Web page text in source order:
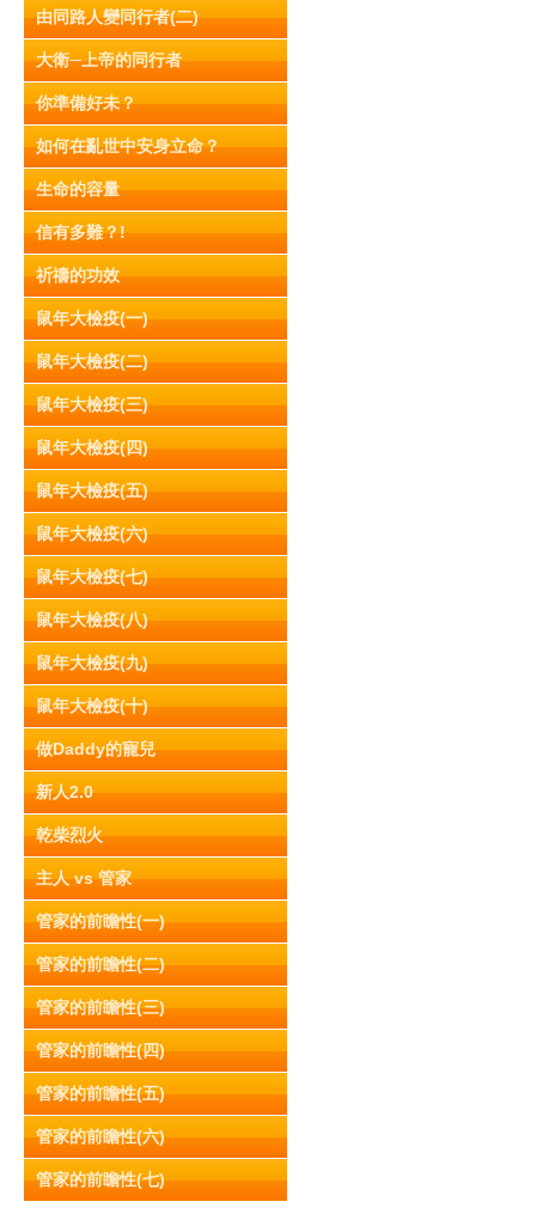
由同路人變同行者(二)
大衛─上帝的同行者
你準備好未？
如何在亂世中安身立命？
生命的容量
信有多難？!
祈禱的功效
鼠年大檢疫(一)
鼠年大檢疫(二)
鼠年大檢疫(三)
鼠年大檢疫(四)
鼠年大檢疫(五)
鼠年大檢疫(六)
鼠年大檢疫(七)
鼠年大檢疫(八)
鼠年大檢疫(九)
鼠年大檢疫(十)
做Daddy的寵兒
新人2.0
乾柴烈火
主人 vs 管家
管家的前瞻性(一)
管家的前瞻性(二)
管家的前瞻性(三)
管家的前瞻性(四)
管家的前瞻性(五)
管家的前瞻性(六)
管家的前瞻性(七)